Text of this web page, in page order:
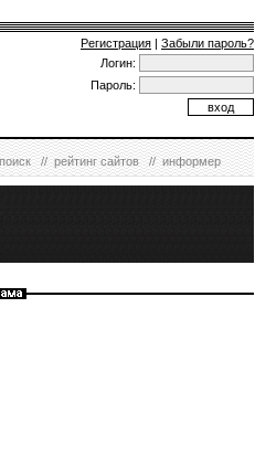
Регистрация | Забыли пароль?
Логин:
Пароль:
//рейтинг сайтов//информер